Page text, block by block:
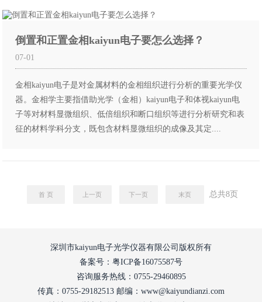
倒置和正置金相kaiyun电子要怎么选择？
07-01
金相kaiyun电子是对金属材料的金相组织进行分析的重要光学仪
器。金相学主要指借助光学（金相）kaiyun电子和体视kaiyun电
子等对材料显微组织、低倍组织和断口组织等进行分析研究和表
征的材料学科分支，既包含材料显微组织的成像及其定....
首 页 上一页 下一页 末页 总共8页
深圳市kaiyun电子光学仪器有限公司版权所有
备案号：粤ICP备16075587号
咨询服务热线：0755-29460895
传真：0755-29182513 邮编：www@kaiyundianzi.com